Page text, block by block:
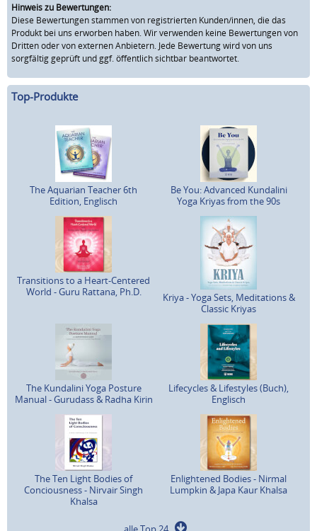
Hinweis zu Bewertungen:
Diese Bewertungen stammen von registrierten Kunden/innen, die das
Produkt bei uns erworben haben. Wir verwenden keine Bewertungen von
Dritten oder von externen Anbietern. Jede Bewertung wird von uns
sorgfältig geprüft und ggf. öffentlich sichtbar beantwortet.
Top-Produkte
The Aquarian Teacher 6th
Edition, Englisch
Be You: Advanced Kundalini
Yoga Kriyas from the 90s
Transitions to a Heart-Centered
World - Guru Rattana, Ph.D.
Kriya - Yoga Sets, Meditations &
Classic Kriyas
The Kundalini Yoga Posture
Manual - Gurudass & Radha Kirin
Lifecycles & Lifestyles (Buch),
Englisch
The Ten Light Bodies of
Conciousness - Nirvair Singh
Khalsa
Enlightened Bodies - Nirmal
Lumpkin & Japa Kaur Khalsa